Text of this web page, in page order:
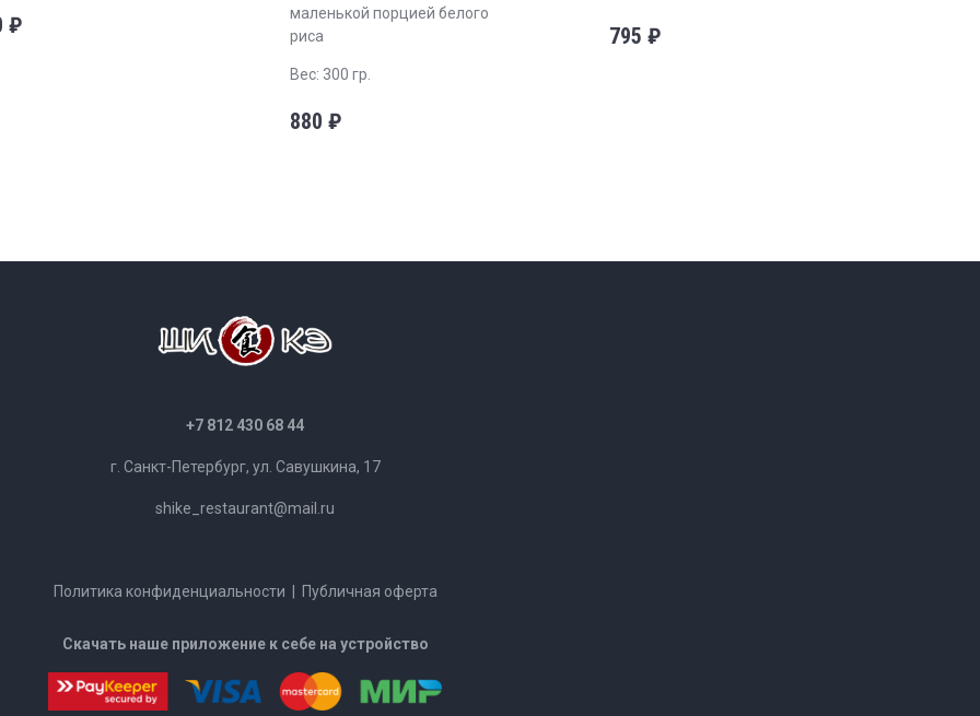
₽
маленькой порцией белого
риса
Вес: 300 гр.
880 ₽
795 ₽
+7 812 430 68 44
г. Санкт-Петербург, ул. Савушкина, 17
shike_restaurant@mail.ru
Политика конфиденциальности Публичная оферта
Скачать наше приложение к себе на устройство